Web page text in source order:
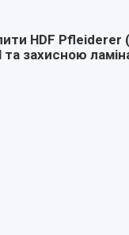
HDF
захисною